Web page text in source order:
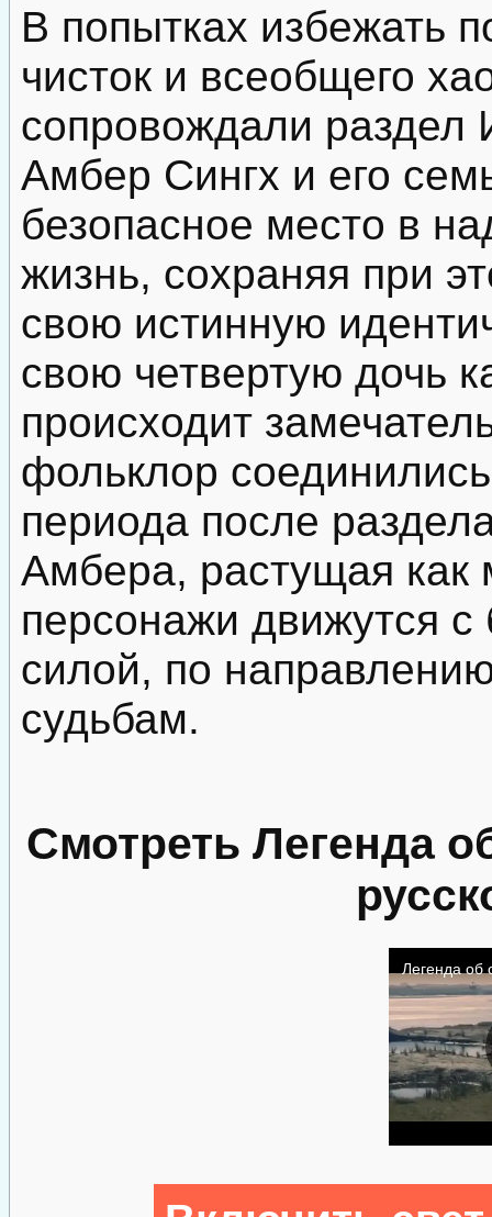
В попытках избежать
чисток и всеобщего
сопровождали раздел
Амбер Сингх и его
безопасное место в
жизнь, сохраняя при
свою истинную
свою четвертую дочь
происходит
фольклор
периода после
Амбера, растущая как
персонажи движутся
силой, по
судьбам.
Смотреть Легенда